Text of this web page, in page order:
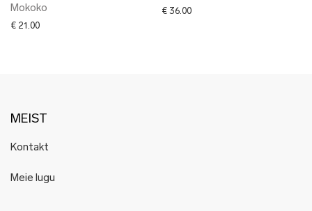
Mokoko
€ 21.00
€ 36.00
MEIST
Kontakt
Meie lugu